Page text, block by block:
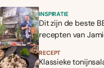
INSPIRATIE
Dit zijn de beste
recepten van
RECEPT
Klassieke